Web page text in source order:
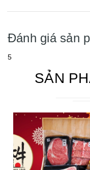
Đánh giá sản
5
SẢN